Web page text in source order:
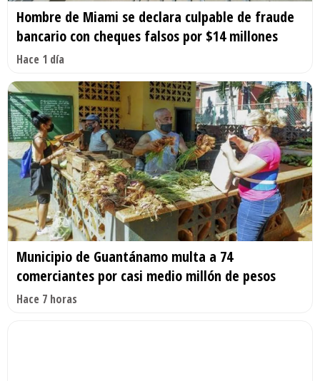
Hombre de Miami se declara culpable de fraude
bancario con cheques falsos por $14 millones
Hace 1 día
Municipio de Guantánamo multa a 74
comerciantes por casi medio millón de pesos
Hace 7 horas